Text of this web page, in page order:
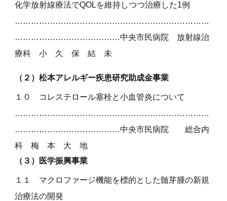
化学放射線療法でQOLを維持しつつ治療した1例
………………………………………………………………
…………………………………中央市民病院 放射線治
療科 小 久 保 結 未
（２）松本アレルギー疾患研究助成金事業
１ ０
コレステロール塞栓と小血管炎について
………………………………………………………………
…………………………………中央市民病院
総合内
科
梅 本 大 地
（３）
医学振興事業
１ １
マクロファージ機能を標的とした髄芽腫の新規
治療法の開発